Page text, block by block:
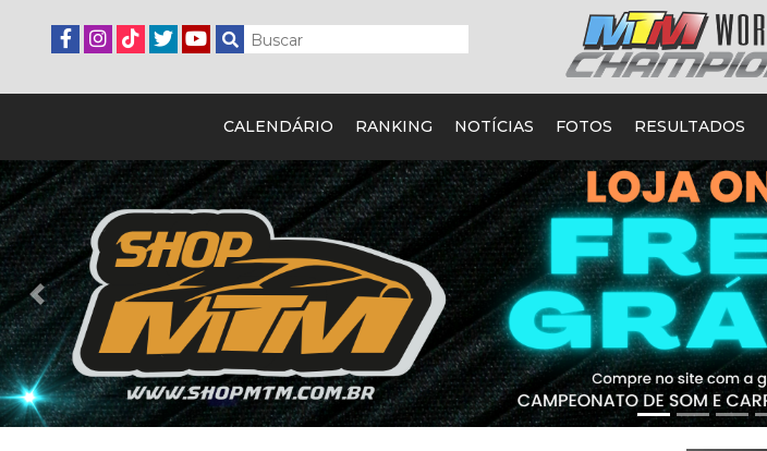
CALENDÁRIO RANKING NOTÍCIAS FOTOS RESULTADOS
Previous